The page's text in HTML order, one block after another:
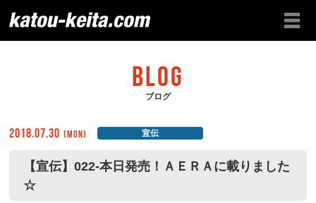
BLOG
ブログ
2018.07.30 (Mon) 宣伝
【宣伝】022-本日発売！ＡＥＲＡに載りました
☆